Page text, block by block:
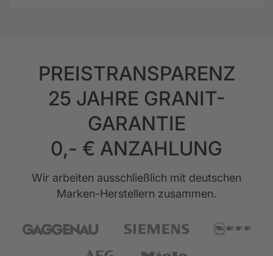
PREISTRANSPARENZ
25 JAHRE GRANIT-
GARANTIE
0,- € ANZAHLUNG
Wir arbeiten ausschließlich mit deutschen
Marken-Herstellern zusammen.